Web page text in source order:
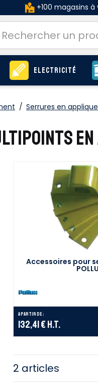
+100 magasins
Electricité
/ Serrures en
Accessoires pour
A partir de :
132,41 € H.T.
2 articles